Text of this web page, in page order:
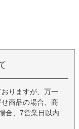
りますが、万一
商品の場合、商
合、7営業日以内